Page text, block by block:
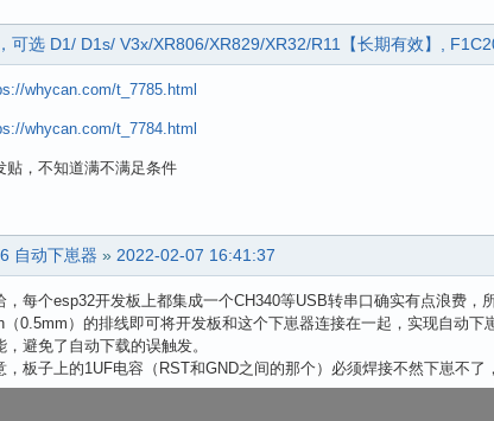
可选 D1/ D1s/ V3x/XR806/XR829/XR32/R11【长期有效】,
whycan.com/t_7785.html
whycan.com/t_7784.html
贴，不知道满不满足条件
自动下崽器 » 2022-02-07 16:41:37
，每个esp32开发板上都集成一个CH340等USB转串口确实有点浪费
（0.5mm）的排线即可将开发板和这个下崽器连接在一起，实现自动
，避免了自动下载的误触发。
，板子上的1UF电容（RST和GND之间的那个）必须焊接不然下崽不了